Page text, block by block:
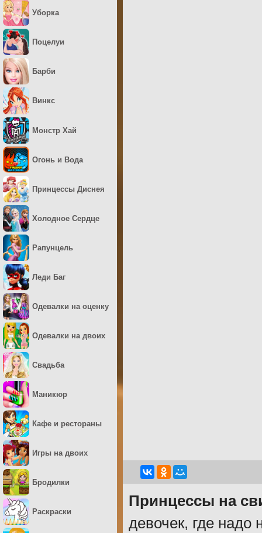
Принцессы на
девочек, где надо
Уборка
Поцелуи
Барби
Винкс
Монстр Хай
Огонь и Вода
Принцессы Диснея
Холодное Сердце
Рапунцель
Леди Баг
Одевалки на оценку
Одевалки на двоих
Свадьба
Маникюр
Кафе и рестораны
Игры на двоих
Бродилки
Раскраски